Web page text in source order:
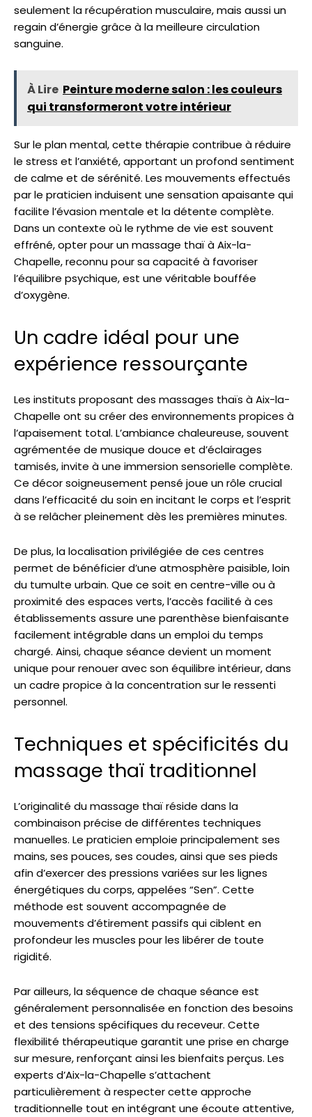
seulement la récupération musculaire, mais aussi un
regain d’énergie grâce à la meilleure circulation
sanguine.
À Lire Peinture moderne salon : les couleurs
qui transformeront votre intérieur
Sur le plan mental, cette thérapie contribue à réduire
le stress et l’anxiété, apportant un profond sentiment
de calme et de sérénité. Les mouvements effectués
par le praticien induisent une sensation apaisante qui
facilite l’évasion mentale et la détente complète.
Dans un contexte où le rythme de vie est souvent
effréné, opter pour un massage thaï à Aix-la-
Chapelle, reconnu pour sa capacité à favoriser
l’équilibre psychique, est une véritable bouffée
d’oxygène.
Un cadre idéal pour une
expérience ressourçante
Les instituts proposant des massages thaïs à Aix-la-
Chapelle ont su créer des environnements propices à
l’apaisement total. L’ambiance chaleureuse, souvent
agrémentée de musique douce et d’éclairages
tamisés, invite à une immersion sensorielle complète.
Ce décor soigneusement pensé joue un rôle crucial
dans l’efficacité du soin en incitant le corps et l’esprit
à se relâcher pleinement dès les premières minutes.
De plus, la localisation privilégiée de ces centres
permet de bénéficier d’une atmosphère paisible, loin
du tumulte urbain. Que ce soit en centre-ville ou à
proximité des espaces verts, l’accès facilité à ces
établissements assure une parenthèse bienfaisante
facilement intégrable dans un emploi du temps
chargé. Ainsi, chaque séance devient un moment
unique pour renouer avec son équilibre intérieur, dans
un cadre propice à la concentration sur le ressenti
personnel.
Techniques et spécificités du
massage thaï traditionnel
L’originalité du massage thaï réside dans la
combinaison précise de différentes techniques
manuelles. Le praticien emploie principalement ses
mains, ses pouces, ses coudes, ainsi que ses pieds
afin d’exercer des pressions variées sur les lignes
énergétiques du corps, appelées “Sen”. Cette
méthode est souvent accompagnée de
mouvements d’étirement passifs qui ciblent en
profondeur les muscles pour les libérer de toute
rigidité.
Par ailleurs, la séquence de chaque séance est
généralement personnalisée en fonction des besoins
et des tensions spécifiques du receveur. Cette
flexibilité thérapeutique garantit une prise en charge
sur mesure, renforçant ainsi les bienfaits perçus. Les
experts d’Aix-la-Chapelle s’attachent
particulièrement à respecter cette approche
traditionnelle tout en intégrant une écoute attentive,